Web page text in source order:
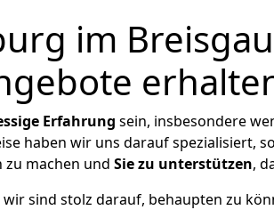
im
Erfahrung sein, insbesondere
haben wir uns darauf spezialisiert,
zu machen und Sie zu unterstützen,
wir sind stolz darauf, behaupten zu